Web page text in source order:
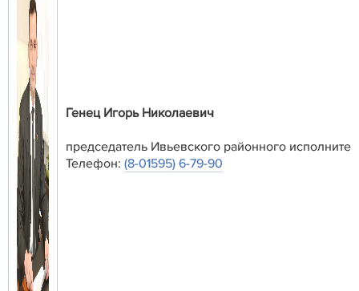
Генец Игорь Николаевич
председатель Ивьевского районного
Телефон: (8-01595) 6-79-90